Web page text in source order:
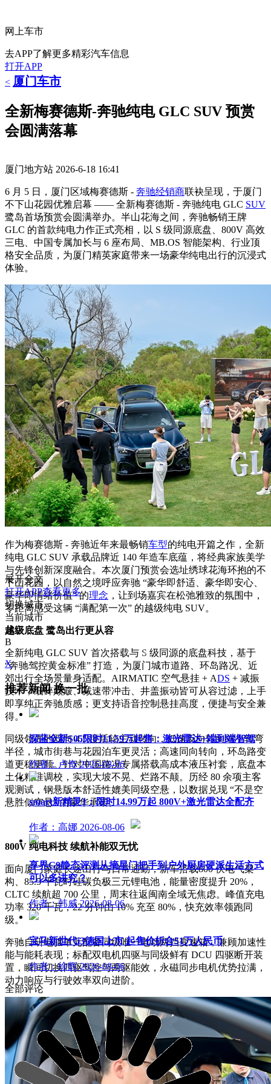
网上车市
去APP了解更多精彩汽车信息
打开APP
< 厦门车市
全新梅赛德斯-奔驰纯电 GLC SUV 预赏
会圆满落幕
厦门地方站 2026-6-18 16:41
6 月 5 日，厦门区域梅赛德斯 - 奔驰经销商联袂呈现，于厦门
不下山花园优雅启幕 —— 全新梅赛德斯 - 奔驰纯电 GLC SUV
鹭岛首场预赏会圆满举办。半山花海之间，奔驰畅销王牌
GLC 的首款纯电力作正式亮相，以 S 级同源底盘、800V 高效
三电、中国专属加长与 6 座布局、MB.OS 智能架构、行业顶
格安全品质，为厦门精英家庭带来一场豪华纯电出行的沉浸式
体验。
作为梅赛德斯 - 奔驰近年来最畅销车型的纯电开篇之作，全新
纯电 GLC SUV 承载品牌近 140 年造车底蕴，将经典家族美学
与先锋创新深度融合。本次厦门预赏会选址绣球花海环抱的不
下山花园，以自然之境呼应奔驰 “豪华即舒适、豪华即安心、
豪华即情绪价值” 的理念 ，让到场嘉宾在松弛雅致的氛围中，
零距离感受这辆 “满配第一次” 的越级纯电 SUV。
越级底盘 鹭岛出行更从容
全新纯电 GLC SUV 首次搭载与 S 级同源的底盘科技，基于
“奔驰驾控黄金标准” 打造，为厦门城市道路、环岛路况、近
郊出行全场景量身适配。AIRMATIC 空气悬挂 + ADS + 减振
技术，细碎颠簸、减速带冲击、井盖振动皆可从容过滤，上手
即享纯正奔驰质感；更支持语音控制悬挂高度，便捷与安全兼
得。
同级领先的双向 4.5 度后轮主动转向，低速反向转向缩小转弯
半径，城市街巷与花园泊车更灵活；高速同向转向，环岛路变
道更稳更顺。针对中国路况专属搭载高成本液压衬套，底盘本
土化精准调校，实现大坡不晃、烂路不颠。历经 80 余项主客
观测试，钢悬版本舒适性媲美同级空悬，以数据兑现 “不是空
悬胜似空悬” 的豪华承诺。
800V 纯电科技 续航补能双无忧
面向厦门家庭长途出行与日常通勤，新车搭载800 伏电气架
构、85.5 千瓦时硅碳负极三元锂电池，能量密度提升 20%，
CLTC 续航超 700 公里，周末往返闽南全域无焦虑。峰值充电
功率 320 千瓦，22 分钟由 10% 充至 80%，快充效率领跑同
级。
奔驰自研电驱单元配备同级唯一电动两挡变速箱，兼顾加速性
能与能耗表现；标配双电机四驱与同级鲜有 DCU 四驱断开装
置，瞬间切换四驱驾控与两驱能效，永磁同步电机优势拉满，
动力响应与行驶效率双向进阶。
展开全文
打开APP查看更多
切换城市
当前城市
北京
B
X
推荐新闻换一批
深蓝全新S05限时11.59万起售：激光雷达+端到端智驾
作者：卢奇 2026-08-06
smart新精灵1：限时14.99万起 800V+激光雷达全配齐
作者：高娜 2026-08-06
享界G9静态评测从摘星门把手到户外厨房硬派生活方式
可以多讲究？
作者：韩威 2026-08-06
宝马新世代i3德国上市 起售价折合51万人民币
作者：徐辉 2026-08-06
全部评论